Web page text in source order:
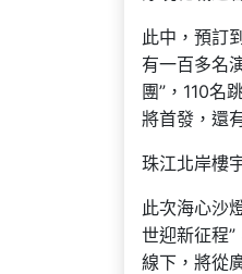
此中，預訂
有一百多名
團”，110名
將首發，還
珠江北岸樓
此次海心沙
世迎新征程
線下，將從